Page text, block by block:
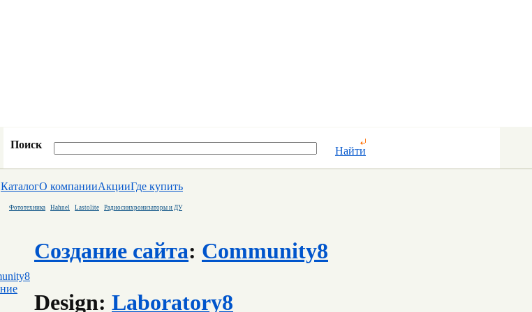
Поиск
Найти
КаталогО компанииАкцииГде купить
Фототехника Hahnel Lastolite Радиосинхронизаторы и ДУ
Создание сайта: Community8
Design: Laboratory8